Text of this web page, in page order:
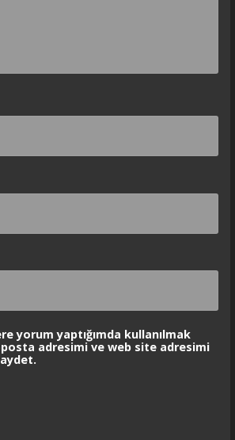
yorum yaptığımda kullanılmak
posta adresimi ve web site adresimi